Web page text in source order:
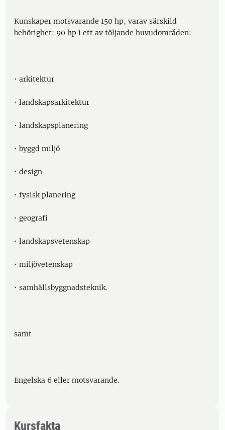
Kunskaper motsvarande 150 hp, varav särskild
behörighet: 90 hp i ett av följande huvudområden:
• arkitektur
• landskapsarkitektur
• landskapsplanering
• byggd miljö
• design
• fysisk planering
• geografi
• landskapsvetenskap
• miljövetenskap
• samhällsbyggnadsteknik.
samt
Engelska 6 eller motsvarande.
Kursfakta